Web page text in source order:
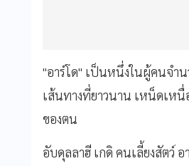
"อาร์โด" เป็นหนึ่งในผู้คนจำ
เส้นทางที่ยาวนาน เหน็ดเห
ของตน
อับดุลลาฮี เกดิ คนเลี้ยงสัตว์